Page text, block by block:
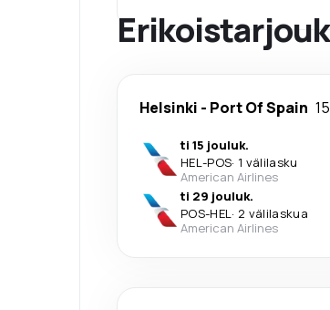
Helsinki - Port Of Spain
ti 15 jouluk.
HEL-POS· 1 välilasku
American Airlines
ti 29 jouluk.
POS-HEL· 2 välilaskua
American Airlines